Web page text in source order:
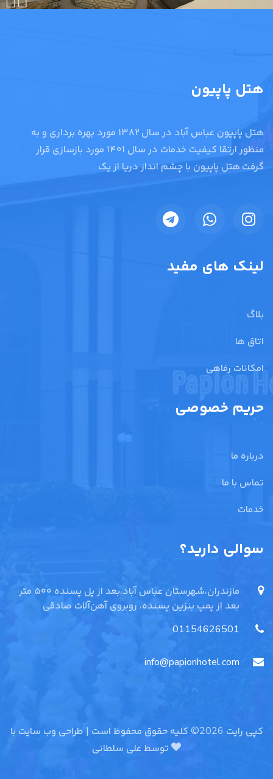
هتل پاپیون
هتل پاپیون عباس آباد در سال ۱۳۸۲ مورد بهره برداری و به
منظور ارتقا کیفیت خدمات در سال ۱۴۰۱ مورد بازسازی قرار
گرفت.هتل پاپیون با چشم انداز دریا از یک ...
لینک های مفید
بلاگ
اتاق ها
امکانات رفاهی
حریم خصوصی
درباره ما
تماس با ما
خدمات
سوالی دارید؟
مازندران،شهرستان عباس آباد،بعد از پل پسنده ۵۰۰ متر
بعد از پمپ بنزین پسنده، روبروی آهن‌آلات صادقی
01154626501
info@papionhotel.com
کپی رایت 2026© کلیه حقوق محفوظ است | طراحی وب سایت با
توسط علی سلطانی